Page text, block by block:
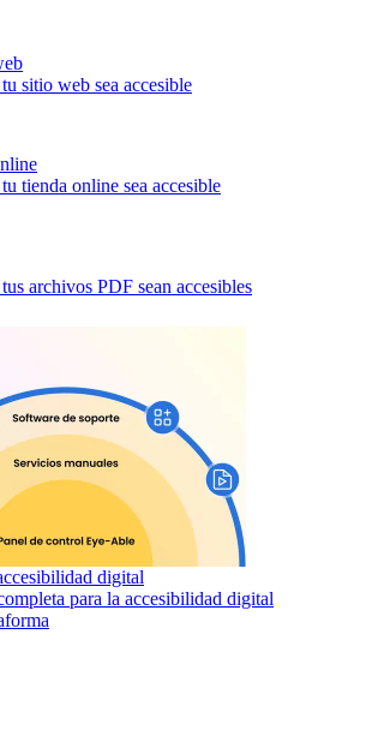
sitio web sea accesible
tienda online sea accesible
archivos PDF sean accesibles
digital
para la accesibilidad digital